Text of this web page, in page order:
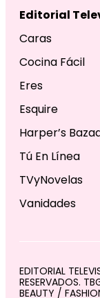
Editorial
Caras
Cocina Fácil
Eres
Esquire
Harper’s
Tú En Línea
TVyNovelas
Vanidades
EDITORIAL
RESERVADOS.
BEAUTY /